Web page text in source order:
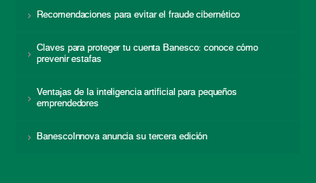
Recomendaciones para evitar el fraude cibernético
Claves para proteger tu cuenta Banesco: conoce cómo
prevenir estafas
Ventajas de la inteligencia artificial para pequeños
emprendedores
BanescoInnova anuncia su tercera edición